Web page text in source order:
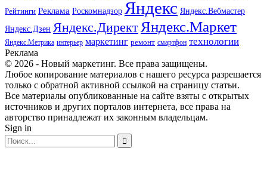
Рейтинги Реклама Роскомнадзор Яндекс Яндекс.Вебмастер
Яндекс.Дзен Яндекс.ДиректЯндекс.Маркет
Яндекс.Метрика интерьер маркетинг ремонт смартфон технологии
Реклама
© 2026 - Новый маркетинг. Все права защищены.
Любое копирование материалов с нашего ресурса разрешается
только с обратной активной ссылкой на страницу статьи.
Все материалы опубликованные на сайте взяты с открытых
источников и других порталов интернета, все права на
авторство принадлежат их законным владельцам.
Sign in